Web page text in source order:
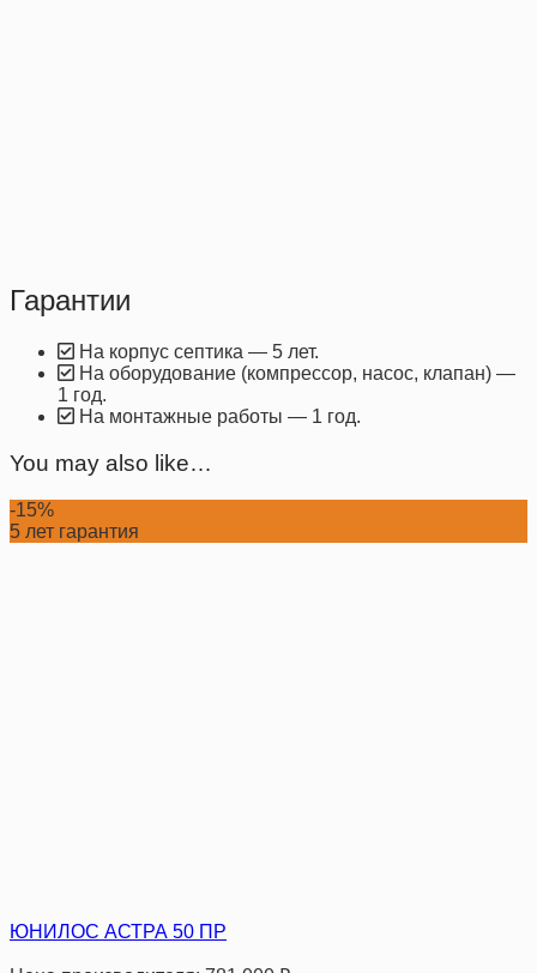
Гарантии
На корпус септика — 5 лет.
На оборудование (компрессор, насос, клапан) —
1 год.
На монтажные работы — 1 год.
You may also like…
-15%
5 лет гарантия
ЮНИЛОС АСТРА 50 ПР